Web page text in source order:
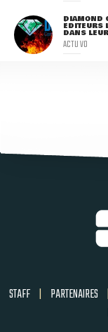
DIAMOND
ÉDITEURS
DANS
ACTU VO
STAFF | PARTENAIRES |